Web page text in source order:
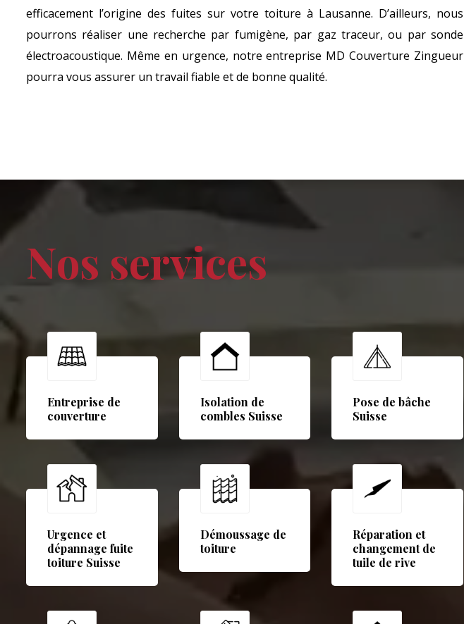
efficacement l’origine des fuites sur votre toiture à Lausanne. D’ailleurs, nous
pourrons réaliser une recherche par fumigène, par gaz traceur, ou par sonde
électroacoustique. Même en urgence, notre entreprise MD Couverture Zingueur
pourra vous assurer un travail fiable et de bonne qualité.
Nos services
Entreprise de
couverture
Isolation de
combles Suisse
Pose de bâche
Suisse
Urgence et
dépannage fuite
toiture Suisse
Démoussage de
toiture
Réparation et
changement de
tuile de rive